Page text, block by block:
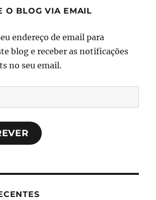
O BLOG VIA EMAIL
endereço de email para
blog e receber as notificações
no seu email.